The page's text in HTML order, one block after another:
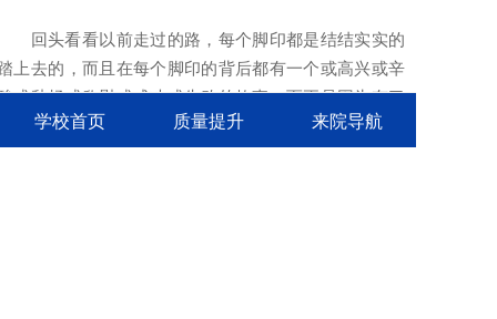
回头看看以前走过的路，每个脚印都是结结实实的
上去的，而且在每个脚印的背后都有一个或高兴或辛
或愁畅或欣慰或成功或失败的故事。而正是因为有了
些故事使那张白纸变成了秀美的画卷。让我的生活变
学校首页 质量提升 来院导航